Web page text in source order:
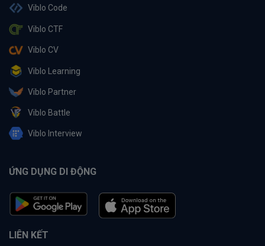
Viblo Code
Viblo CTF
Viblo CV
Viblo Learning
Viblo Partner
Viblo Battle
Viblo Interview
ỨNG DỤNG DI ĐỘNG
LIÊN KẾT